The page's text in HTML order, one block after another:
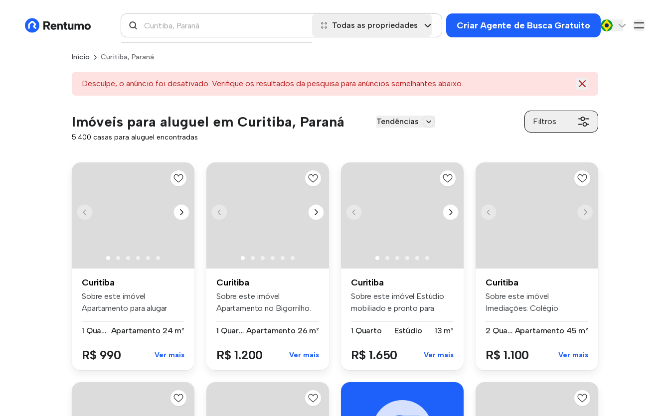
Todas as propriedades Criar Agente de Busca Gratuito
Início Curitiba, Paraná
Desculpe, o anúncio foi desativado. Verifique os resultados da pesquisa para anúncios semelhantes abaixo.
Imóveis para aluguel em Curitiba, Paraná Tendências Filtros
5.400 casas para aluguel encontradas
Curitiba
Sobre este imóvel
Apartamento para alugar
1 Quarto Apartamento 24 m²
R$ 990 Ver mais
Curitiba
Sobre este imóvel
Apartamento no Bigorrilho.
1 Quarto Apartamento 26 m²
R$ 1.200 Ver mais
Curitiba
Sobre este imóvel Estúdio
mobiliado e pronto para
1 Quarto
Estúdio 13 m²
R$ 1.650 Ver mais
Curitiba
Sobre este imóvel
Imediações: Colégio
2 Quartos Apartamento 45 m²
R$ 1.100 Ver mais